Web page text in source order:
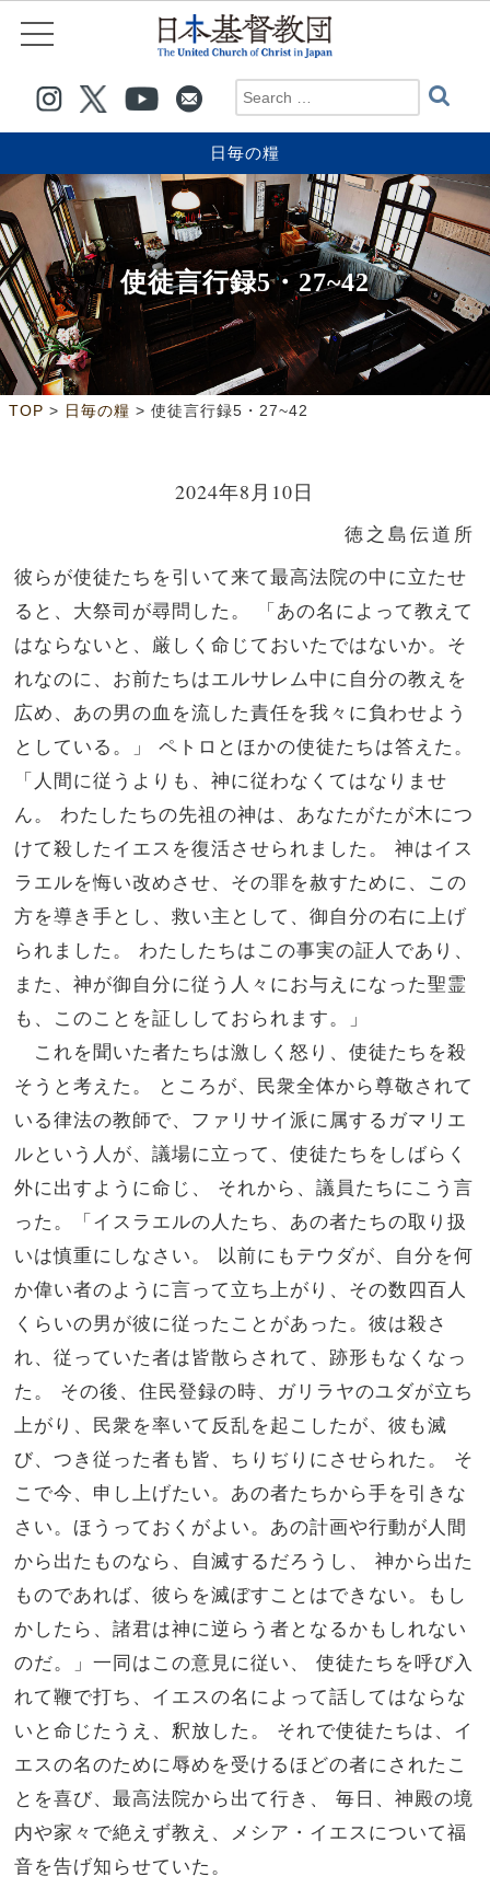
日毎の糧
使徒言行録5・27~42
TOP > 日毎の糧 > 使徒言行録5・27~42
2024年8月10日
徳之島伝道所
彼らが使徒たちを引いて来て最高法院の中に立たせ
ると、大祭司が尋問した。
「あの名によって教えて
はならないと、厳しく命じておいたではないか。そ
れなのに、お前たちはエルサレム中に自分の教えを
広め、あの男の血を流した責任を我々に負わせよう
としている。」
ペトロとほかの使徒たちは答えた。
「人間に従うよりも、神に従わなくてはなりませ
ん。
わたしたちの先祖の神は、あなたがたが木につ
けて殺したイエスを復活させられました。
神はイス
ラエルを悔い改めさせ、その罪を赦すために、この
方を導き手とし、救い主として、御自分の右に上げ
られました。
わたしたちはこの事実の証人であり、
また、神が御自分に従う人々にお与えになった聖霊
も、このことを証ししておられます。」
これを聞いた者たちは激しく怒り、使徒たちを殺
そうと考えた。
ところが、民衆全体から尊敬されて
いる律法の教師で、ファリサイ派に属するガマリエ
ルという人が、議場に立って、使徒たちをしばらく
外に出すように命じ、
それから、議員たちにこう言
った。「イスラエルの人たち、あの者たちの取り扱
いは慎重にしなさい。
以前にもテウダが、自分を何
か偉い者のように言って立ち上がり、その数四百人
くらいの男が彼に従ったことがあった。彼は殺さ
れ、従っていた者は皆散らされて、跡形もなくなっ
た。
その後、住民登録の時、ガリラヤのユダが立ち
上がり、民衆を率いて反乱を起こしたが、彼も滅
び、つき従った者も皆、ちりぢりにさせられた。
そ
こで今、申し上げたい。あの者たちから手を引きな
さい。ほうっておくがよい。あの計画や行動が人間
から出たものなら、自滅するだろうし、
神から出た
ものであれば、彼らを滅ぼすことはできない。もし
かしたら、諸君は神に逆らう者となるかもしれない
のだ。」一同はこの意見に従い、
使徒たちを呼び入
れて鞭で打ち、イエスの名によって話してはならな
いと命じたうえ、釈放した。
それで使徒たちは、イ
エスの名のために辱めを受けるほどの者にされたこ
とを喜び、最高法院から出て行き、
毎日、神殿の境
内や家々で絶えず教え、メシア・イエスについて福
音を告げ知らせていた。